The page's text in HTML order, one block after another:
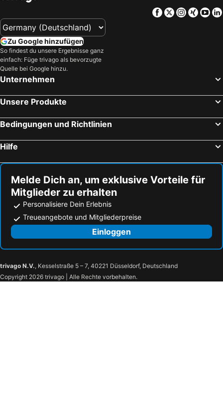
Facebook
TwitterXing
Zu Google hinzufügen
So findest du unsere Ergebnisse ganz
einfach: Füge trivago als bevorzugte
Quelle bei Google hinzu.
Unternehmen
Unsere Produkte
Bedingungen und Richtlinien
Hilfe
Melde Dich an, um exklusive Vorteile für
Mitglieder zu erhalten
Personalisiere Dein Erlebnis
Treueangebote und Mitgliederpreise
Einloggen
trivago N.V., Kesselstraße 5 – 7, 40221 Düsseldorf, Deutschland
Copyright 2026 trivago | Alle Rechte vorbehalten.